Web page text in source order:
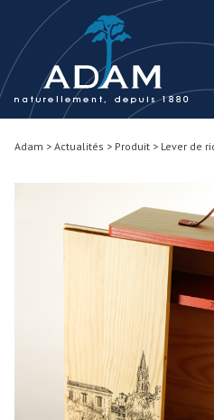
Adam > Actualités > Produit > Lever de